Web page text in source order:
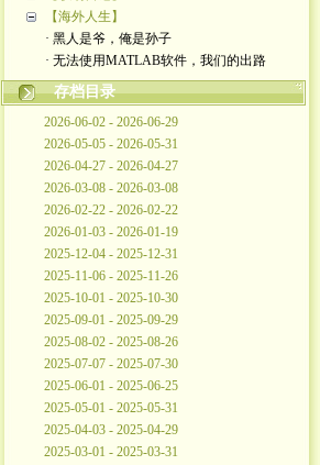
【海外人生】
· 黑人是爷，俺是孙子
· 无法使用MATLAB软件，我们的出路
存档目录
2026-06-02 - 2026-06-29
2026-05-05 - 2026-05-31
2026-04-27 - 2026-04-27
2026-03-08 - 2026-03-08
2026-02-22 - 2026-02-22
2026-01-03 - 2026-01-19
2025-12-04 - 2025-12-31
2025-11-06 - 2025-11-26
2025-10-01 - 2025-10-30
2025-09-01 - 2025-09-29
2025-08-02 - 2025-08-26
2025-07-07 - 2025-07-30
2025-06-01 - 2025-06-25
2025-05-01 - 2025-05-31
2025-04-03 - 2025-04-29
2025-03-01 - 2025-03-31